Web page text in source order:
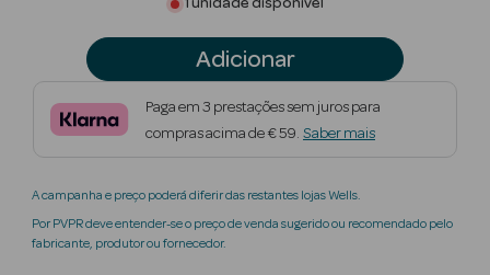
Beauty Season
Nutricosmética
Perfumes
Beauty Season
1 unidade disponível
Adicionar
Paga em 3 prestações sem juros para
compras acima de € 59. Saber mais
A campanha e preço poderá diferir das restantes lojas Wells.
Por PVPR deve entender-se o preço de venda sugerido ou recomendado pelo
fabricante, produtor ou fornecedor.